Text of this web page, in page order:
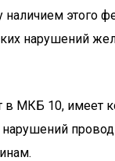
этого
нарушений
в МКБ 10, имеет
нарушений